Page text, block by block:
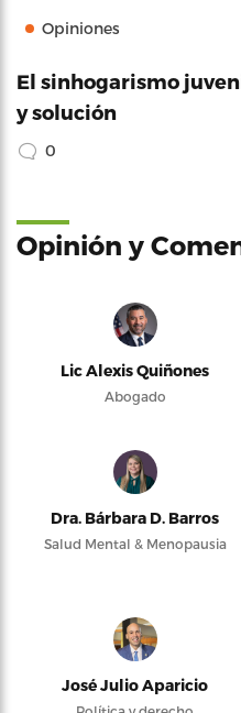
Opiniones
El sinhogarismo
y solución
0
Opinión y
Lic Alexis Quiñones
Abogado
Dra. Bárbara D. Barros
Salud Mental & Menopausia
José Julio Aparicio